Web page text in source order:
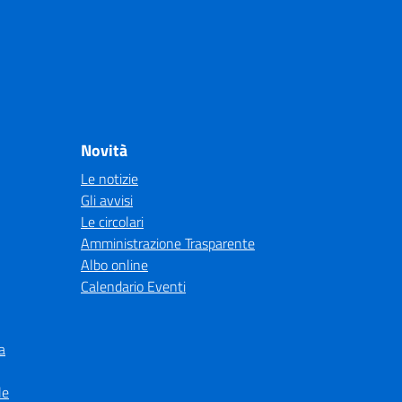
Novità
Le notizie
Gli avvisi
Le circolari
Amministrazione Trasparente
Albo online
Calendario Eventi